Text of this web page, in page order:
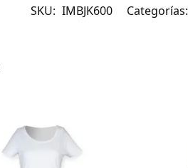
SKU: IMBJK600 Categorías: